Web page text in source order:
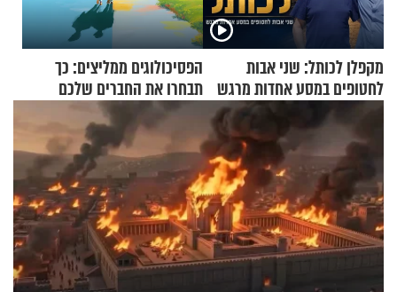
מקפלן לכותל: שני אבות
לחטופים במסע אחדות מרגש
הפסיכולוגים ממליצים: כך
תבחרו את החברים שלכם
בחיים